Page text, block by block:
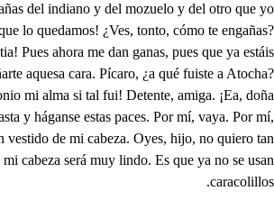
del indiano y del mozuelo y del otro que yo
lo quedamos! ¿Ves, tonto, cómo te engañas?
Pues ahora me dan ganas, pues que ya estáis
aquesa cara. Pícaro, ¿a qué fuiste a Atocha?
mi alma si tal fui! Detente, amiga. ¡Ea, doña
y háganse estas paces. Por mí, vaya. Por mí,
vestido de mi cabeza. Oyes, hijo, no quiero tan
cabeza será muy lindo. Es que ya no se usan
caracolillos.